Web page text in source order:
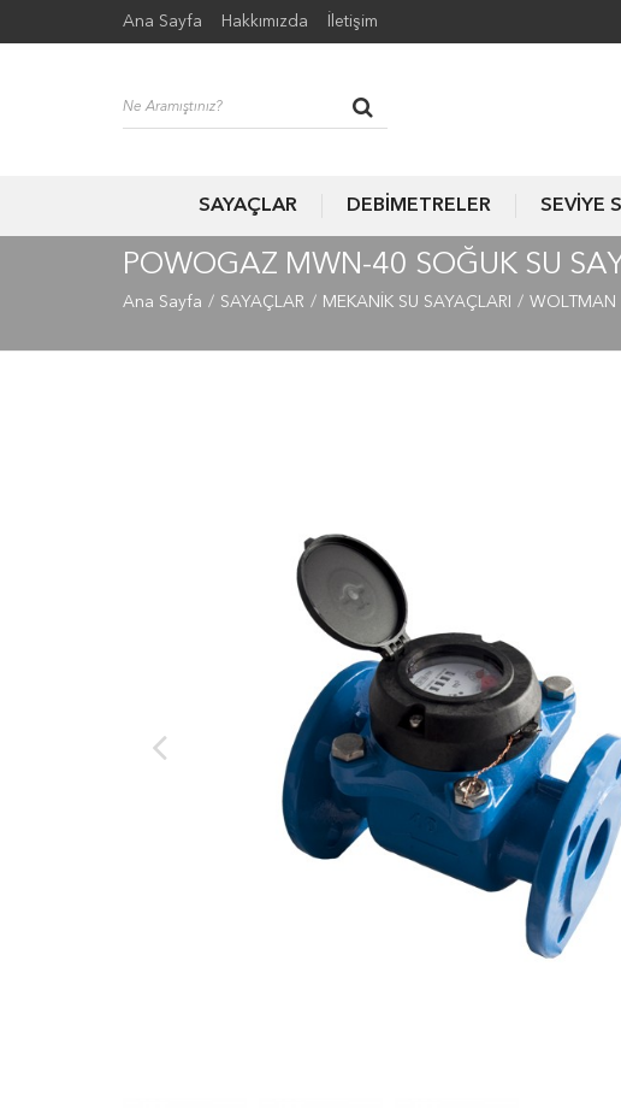
Ana Sayfa Hakkımızda İletişim
SAYAÇLAR DEBİMETRELER SEVİYE
POWOGAZ MWN-40 SOĞUK SU
Ana Sayfa SAYAÇLAR MEKANİK SU SAYAÇLARI WOLTMAN